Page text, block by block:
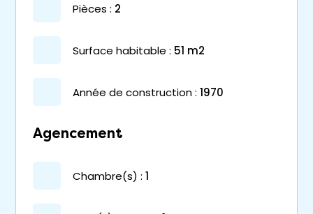
pièces : 2
surface habitable : 51 m2
année de construction : 1970
Agencement
chambre(s) : 1